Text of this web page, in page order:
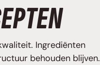
Ingrediënten
behouden blijven.